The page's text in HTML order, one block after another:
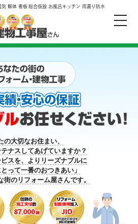
toggle
解体 看板 総合仮設 お風呂キッチン 雨漏り防水
の大切なお住まい、
ナスしてあげていますか？
スを、よりリーズナブルに
とって一番のおつきあい」
街のリフォーム屋さんです。